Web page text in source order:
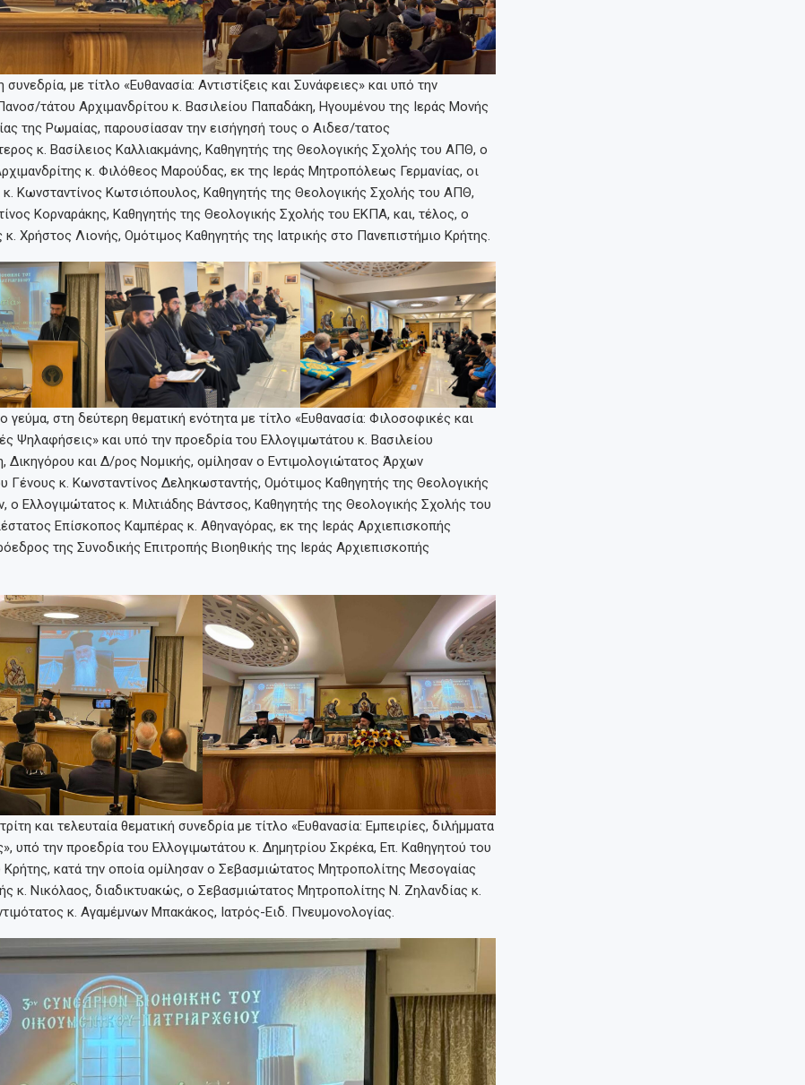
με τίτλο «Ευθανασία: Αντιστίξεις και Συνάφειες» και υπό την
τάτου Αρχιμανδρίτου κ. Βασιλείου Παπαδάκη, Ηγουμένου της Ιεράς Μονής
της Ρωμαίας, παρουσίασαν την εισήγησή τους ο Αιδεσ/τατος
κ. Βασίλειος Καλλιακμάνης, Καθηγητής της Θεολογικής Σχολής του ΑΠΘ, ο
κ. Φιλόθεος Μαρούδας, εκ της Ιεράς Μητροπόλεως Γερμανίας, οι
κ. Κωνσταντίνος Κωτσιόπουλος, Καθηγητής της Θεολογικής Σχολής του ΑΠΘ,
Κορναράκης, Καθηγητής της Θεολογικής Σχολής του ΕΚΠΑ, και, τέλος, ο
Χρήστος Λιονής, Ομότιμος Καθηγητής της Ιατρικής στο Πανεπιστήμιο Κρήτης.
στη δεύτερη θεματική ενότητα με τίτλο «Ευθανασία: Φιλοσοφικές και
Ψηλαφήσεις» και υπό την προεδρία του Ελλογιμωτάτου κ. Βασιλείου
Δικηγόρου και Δ/ρος Νομικής, ομίλησαν ο Εντιμολογιώτατος Άρχων
Γένους κ. Κωνσταντίνος Δεληκωσταντής, Ομότιμος Καθηγητής της Θεολογικής
ο Ελλογιμώτατος κ. Μιλτιάδης Βάντσος, Καθηγητής της Θεολογικής Σχολής του
Επίσκοπος Καμπέρας κ. Αθηναγόρας, εκ της Ιεράς Αρχιεπισκοπής
της Συνοδικής Επιτροπής Βιοηθικής της Ιεράς Αρχιεπισκοπής
και τελευταία θεματική συνεδρία με τίτλο «Ευθανασία: Εμπειρίες, διλήμματα
υπό την προεδρία του Ελλογιμωτάτου κ. Δημητρίου Σκρέκα, Επ. Καθηγητού του
Κρήτης, κατά την οποία ομίλησαν ο Σεβασμιώτατος Μητροπολίτης Μεσογαίας
κ. Νικόλαος, διαδικτυακώς, ο Σεβασμιώτατος Μητροπολίτης Ν. Ζηλανδίας κ.
κ. Αγαμέμνων Μπακάκος, Ιατρός-Ειδ. Πνευμονολογίας.